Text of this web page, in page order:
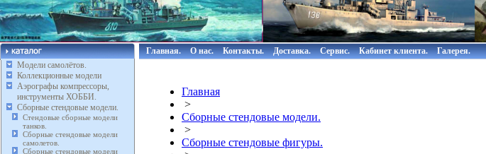
Модели самолётов.
Коллекционные модели
Аэрографы компрессоры,
инструменты ХОББИ.
Сборные стендовые модели.
Стендовые сборные модели
танков.
Сборные стендовые модели
самолетов.
Сборные стендовые модели
Главная. О нас. Контакты. Доставка. Сервис. Кабинет клиента. Галерея.
Главная
>
Сборные стендовые модели.
>
Сборные стендовые фигуры.